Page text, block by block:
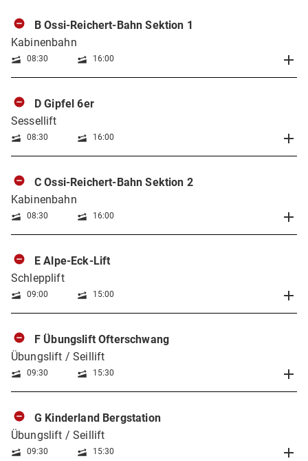
B Ossi-Reichert-Bahn Sektion 1
Kabinenbahn
08:30 16:00
D Gipfel 6er
Sessellift
08:30 16:00
C Ossi-Reichert-Bahn Sektion 2
Kabinenbahn
08:30 16:00
E Alpe-Eck-Lift
Schlepplift
09:00 15:00
F Übungslift Ofterschwang
Übungslift / Seillift
09:30 15:30
G Kinderland Bergstation
Übungslift / Seillift
09:30 15:30